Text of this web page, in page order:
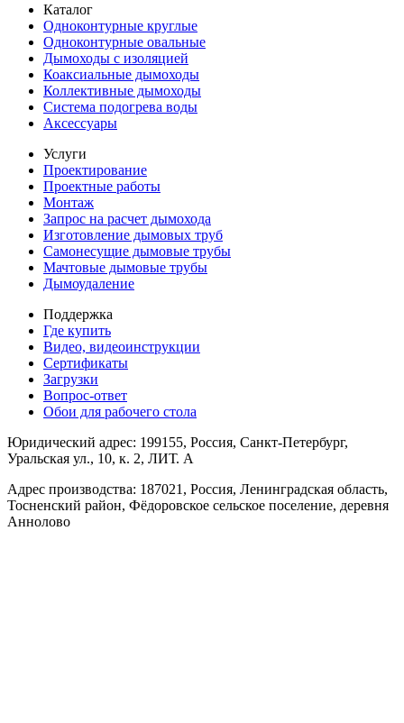
Каталог
Одноконтурные круглые
Одноконтурные овальные
Дымоходы с изоляцией
Коаксиальные дымоходы
Коллективные дымоходы
Система подогрева воды
Аксессуары
Услуги
Проектирование
Проектные работы
Монтаж
Запрос на расчет дымохода
Изготовление дымовых труб
Самонесущие дымовые трубы
Мачтовые дымовые трубы
Дымоудаление
Поддержка
Где купить
Видео, видеоинструкции
Сертификаты
Загрузки
Вопрос-ответ
Обои для рабочего стола
Юридический адрес: 199155, Россия, Санкт-Петербург,
Уральская ул., 10, к. 2, ЛИТ. А
Адрес производства: 187021, Россия, Ленинградская область,
Тосненский район, Фёдоровское сельское поселение, деревня
Аннолово